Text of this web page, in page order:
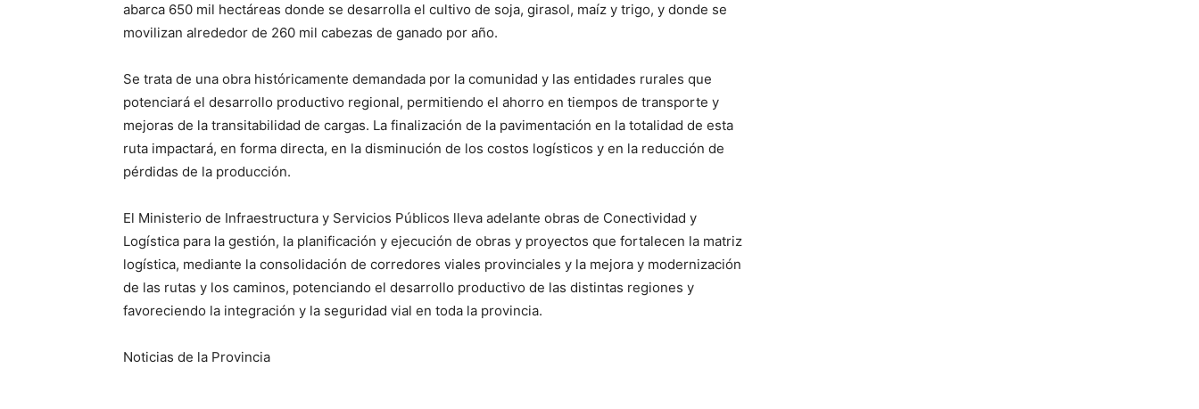
abarca 650 mil hectáreas donde se desarrolla el cultivo de soja, girasol, maíz y trigo, y donde se
movilizan alrededor de 260 mil cabezas de ganado por año.
Se trata de una obra históricamente demandada por la comunidad y las entidades rurales que
potenciará el desarrollo productivo regional, permitiendo el ahorro en tiempos de transporte y
mejoras de la transitabilidad de cargas. La finalización de la pavimentación en la totalidad de esta
ruta impactará, en forma directa, en la disminución de los costos logísticos y en la reducción de
pérdidas de la producción.
El Ministerio de Infraestructura y Servicios Públicos lleva adelante obras de Conectividad y
Logística para la gestión, la planificación y ejecución de obras y proyectos que fortalecen la matriz
logística, mediante la consolidación de corredores viales provinciales y la mejora y modernización
de las rutas y los caminos, potenciando el desarrollo productivo de las distintas regiones y
favoreciendo la integración y la seguridad vial en toda la provincia.
Noticias de la Provincia